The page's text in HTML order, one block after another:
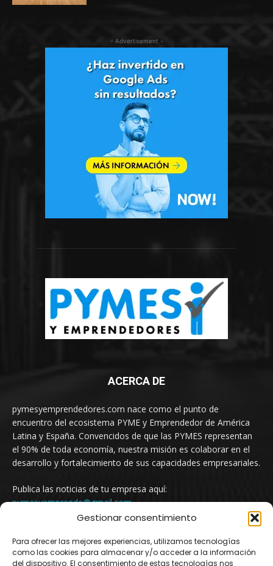
Gestionar consentimiento
Para ofrecer las mejores experiencias, utilizamos tecnologías
como las cookies para almacenar y/o acceder a la información
del dispositivo. El consentimiento de estas tecnologías nos
- Advertisement -
ACERCA DE
pymesyemprendedores.com nace como el punto de
encuentro del ecosistema PYME y Emprendedor de América
Latina y España. Convencidos de que las PYMES representan
el 90% de toda economía, nuestra misión es colaborar en el
desarrollo y fortalecimiento de sus capacidades empresariales.
Publica las noticias de tu empresa aquí:
pymesyemprende@gmail.com
SÍGUENOS